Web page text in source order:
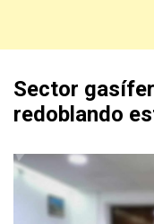
Sector
redoblando